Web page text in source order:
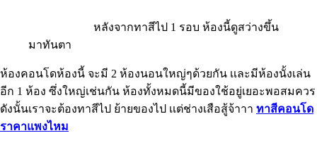
หลังจากทาสีไป 1 รอบ ห้องนี้ดูสว่างขึ้น
มาทันตา
ห้องคอนโดห้องนี้ จะมี 2 ห้องนอนใหญ่ๆด้วยกัน เเละมีห้องนั้งเล่น
อีก 1 ห้อง ซึ่งใหญ่เช่นกัน ห้องทั้งหมดนี้มีของใช้อยู่เยอะพอสมควร
ดังนั้นเราจะต้องทาสีไป ย้ายของไป เเต่ช่างเสือสู้จ้าาา ทาสีคอนโด
ราคาแพงไหม